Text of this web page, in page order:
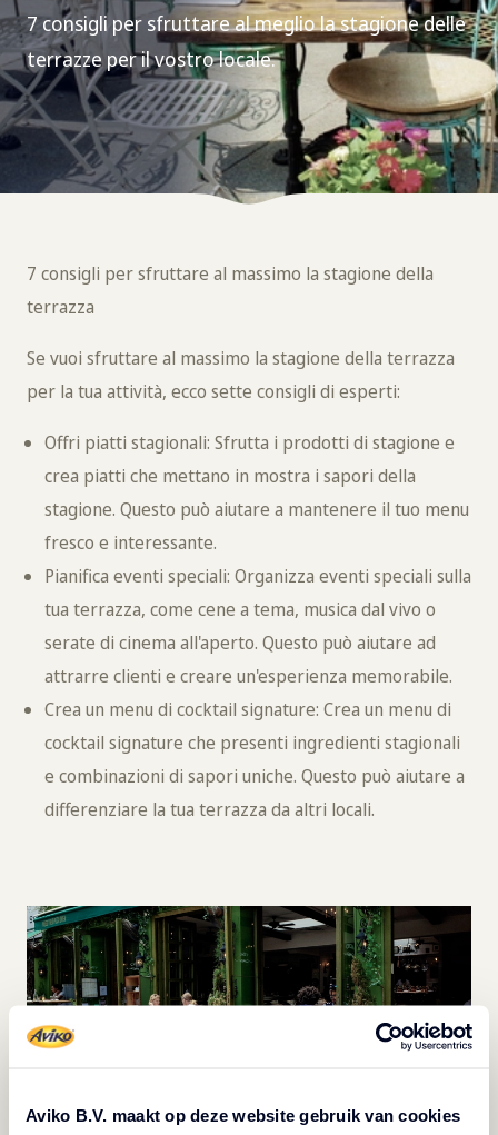
Aviko B.V. maakt op deze website gebruik van cookies
7 consigli per sfruttare al meglio la stagione delle
terrazze per il vostro locale.
7 consigli per sfruttare al massimo la stagione della
terrazza
Se vuoi sfruttare al massimo la stagione della terrazza
per la tua attività, ecco sette consigli di esperti:
Offri piatti stagionali: Sfrutta i prodotti di stagione e
crea piatti che mettano in mostra i sapori della
stagione. Questo può aiutare a mantenere il tuo menu
fresco e interessante.
Pianifica eventi speciali: Organizza eventi speciali sulla
tua terrazza, come cene a tema, musica dal vivo o
serate di cinema all'aperto. Questo può aiutare ad
attrarre clienti e creare un'esperienza memorabile.
Crea un menu di cocktail signature: Crea un menu di
cocktail signature che presenti ingredienti stagionali
e combinazioni di sapori uniche. Questo può aiutare a
differenziare la tua terrazza da altri locali.